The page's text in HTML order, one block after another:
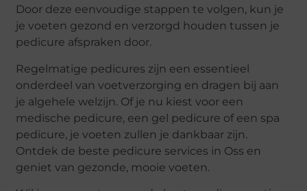
Door deze eenvoudige stappen te volgen, kun je
je voeten gezond en verzorgd houden tussen je
pedicure afspraken door.
Regelmatige pedicures zijn een essentieel
onderdeel van voetverzorging en dragen bij aan
je algehele welzijn. Of je nu kiest voor een
medische pedicure, een gel pedicure of een spa
pedicure, je voeten zullen je dankbaar zijn.
Ontdek de beste pedicure services in Oss en
geniet van gezonde, mooie voeten.